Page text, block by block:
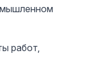
работ,